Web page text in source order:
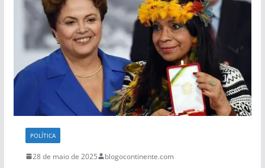
POLÍTICA
28 de maio de 2025 blogocontinente.com